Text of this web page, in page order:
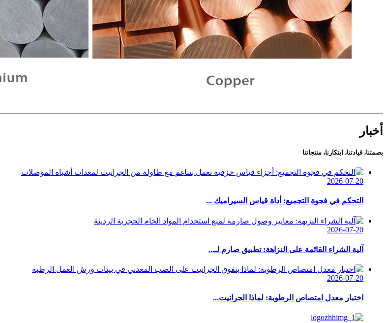
أخبار
بصمتنا، قيادتنا، ابتكارنا، منتجاتنا
2026-07-20
التحكم في فجوة التجميع: أداة قياس السيراميك ...
2026-07-20
آلية الشراء القائمة على النزاهة: تطبيق صارم لـ...
2026-07-20
اختبار معدل امتصاص الرطوبة: لماذا الجرانيت...